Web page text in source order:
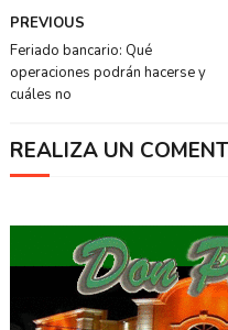
PREVIOUS
Feriado bancario: Qué
operaciones podrán hacerse y
cuáles no
REALIZA UN